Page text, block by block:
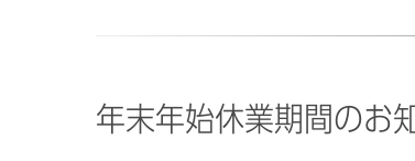
年末年始休業期間のお